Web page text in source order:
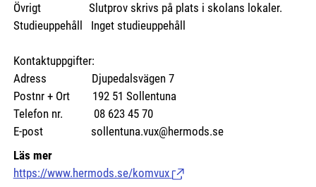
Övrigt Slutprov skrivs på plats i skolans lokaler.
Studieuppehåll Inget studieuppehåll
Kontaktuppgifter:
Adress Djupedalsvägen 7
Postnr + Ort 192 51 Sollentuna
Telefon nr. 08 623 45 70
E-post sollentuna.vux@hermods.se
Läs mer
https://www.hermods.se/komvux (Länk till extern sida.)